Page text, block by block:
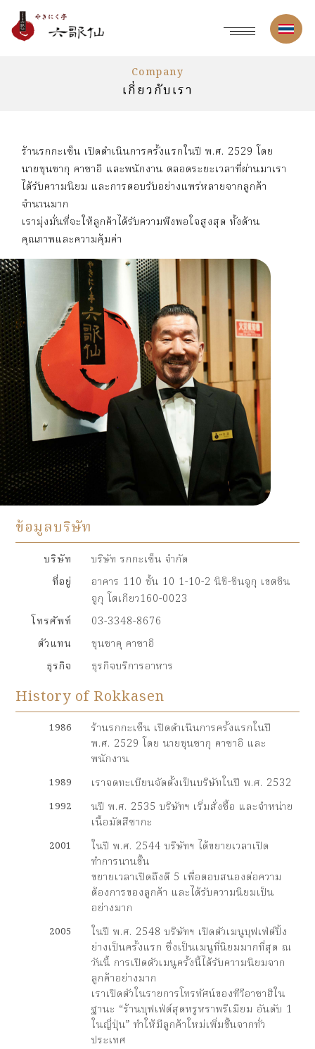
Company
เกี่ยวกับเรา
ร้านรกกะเซ็น เปิดดำเนินการครั้งแรกในปี พ.ศ. 2529 โดย
นายชุนซากุ คาซาอิ และพนักงาน ตลอดระยะเวลาที่ผ่านมาเรา
ได้รับความนิยม และการตอบรับอย่างแพร่หลายจากลูกค้า
จำนวนมาก
เรามุ่งมั่นที่จะให้ลูกค้าได้รับความพึงพอใจสูงสุด ทั้งด้าน
คุณภาพและความคุ้มค่า
ข้อมูลบริษัท
บริษัท
บริษัท รกกะเซ็น จำกัด
ที่อยู่
อาคาร 110 ชั้น 10 1-10-2 นิชิ-ชินจูกุ เขตชิน
จูกุ โตเกียว160-0023
โทรศัพท์
03-3348-8676
ตัวแทน
ชุนซาคุ คาซาอิ
ธุรกิจ
ธุรกิจบริการอาหาร
History of Rokkasen
1986
ร้านรกกะเซ็น เปิดดำเนินการครั้งแรกในปี
พ.ศ. 2529 โดย นายชุนซากุ คาซาอิ และ
พนักงาน
1989 เราจดทะเบียนจัดตั้งเป็นบริษัทในปี พ.ศ. 2532
1992
นปี พ.ศ. 2535 บริษัทฯ เริ่มสั่งซื้อ และจำหน่าย
เนื้อมัตสึซากะ
2001
ในปี พ.ศ. 2544 บริษัทฯ ได้ขยายเวลาเปิด
ทำการนานขึ้น
ขยายเวลาเปิดถึงตี 5 เพื่อตอบสนองต่อความ
ต้องการของลูกค้า และได้รับความนิยมเป็น
อย่างมาก
2005
ในปี พ.ศ. 2548 บริษัทฯ เปิดตัวเมนูบุฟเฟ่ต์ปิ้ง
ย่างเป็นครั้งแรก ซึ่งเป็นเมนูที่นิยมมากที่สุด ณ
วันนี้ การเปิดตัวเมนูครั้งนี้ได้รับความนิยมจาก
ลูกค้าอย่างมาก
เราเปิดตัวในรายการโทรทัศน์ของทีวีอาซาฮิใน
ฐานะ “ร้านบุฟเฟ่ต์สุดหรูหราพรีเมียม อันดับ 1
ในญี่ปุ่น” ทำให้มีลูกค้าใหม่เพิ่มขึ้นจากทั่ว
ประเทศ